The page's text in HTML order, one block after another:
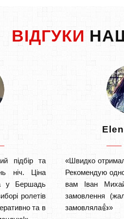
ВІДГУКИ
підбір та
ніч. Ціна
у Бершадь
ролетів
та в
«Швидко
Рекомендую
вам Іван
замовлення
замовляла👍»